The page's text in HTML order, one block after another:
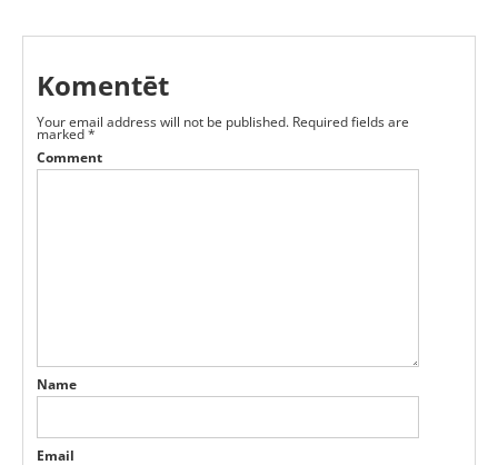
Komentēt
Your email address will not be published. Required fields are
marked*
Comment
Name
Email